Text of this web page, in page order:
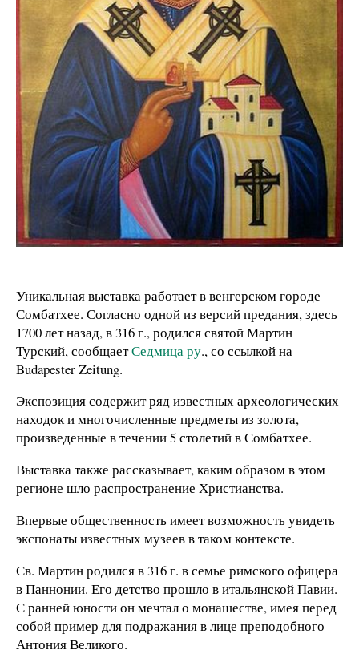
Уникальная выставка работает в венгерском городе
Сомбатхее. Согласно одной из версий предания, здесь
1700 лет назад, в 316 г., родился святой Мартин
Турский, сообщаетСедмица ру., со ссылкой на
Budapester Zeitung.
Экспозиция содержит ряд известных археологических
находок и многочисленные предметы из золота,
произведенные в течении 5 столетий в Сомбатхее.
Выставка также рассказывает, каким образом в этом
регионе шло распространение Христианства.
Впервые общественность имеет возможность увидеть
экспонаты известных музеев в таком контексте.
Св. Мартин родился в 316 г. в семье римского офицера
в Паннонии. Его детство прошло в итальянской Павии.
С ранней юности он мечтал о монашестве, имея перед
собой пример для подражания в лице преподобного
Антония Великого.